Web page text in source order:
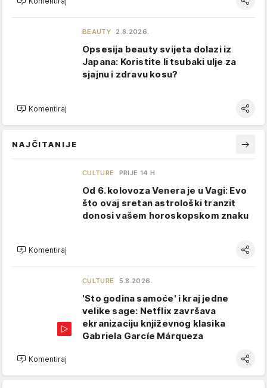
BEAUTY 2.8.2026.
Opsesija beauty svijeta dolazi iz
Japana: Koristite li tsubaki ulje za
sjajnu i zdravu kosu?
Komentiraj
NAJČITANIJE
CULTURE PRIJE 14 H
Od 6. kolovoza Venera je u Vagi: Evo
što ovaj sretan astrološki tranzit
donosi vašem horoskopskom znaku
Komentiraj
CULTURE 5.8.2026.
'Sto godina samoće' i kraj jedne
velike sage: Netflix završava
ekranizaciju književnog klasika
Gabriela Garcíe Márqueza
Komentiraj